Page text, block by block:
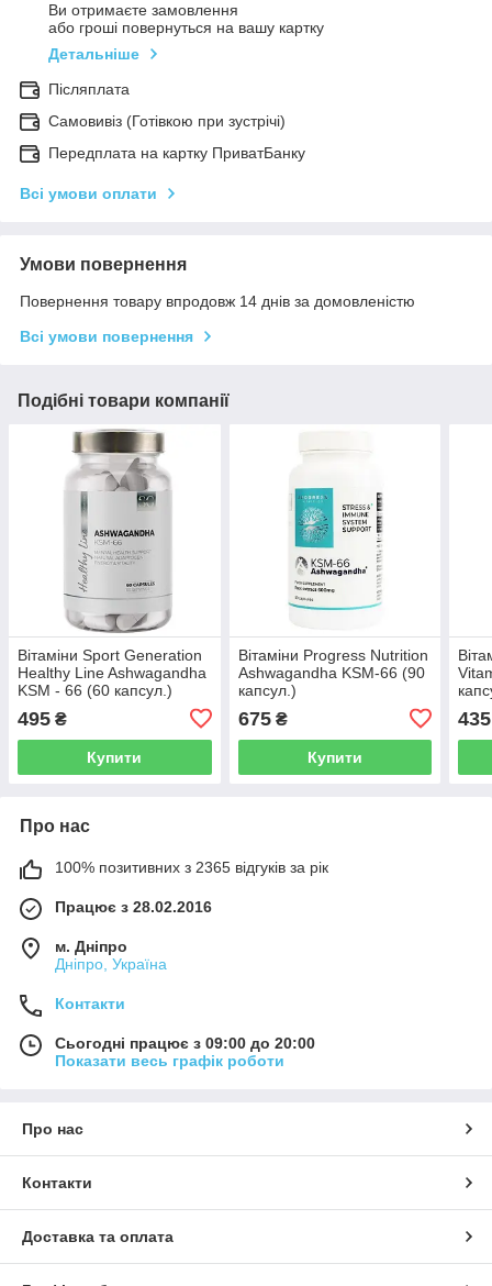
Ви отримаєте замовлення
або гроші повернуться на вашу картку
Детальніше
Післяплата
Самовивіз (Готівкою при зустрічі)
Передплата на картку ПриватБанку
Всі умови оплати
Умови повернення
Повернення товару впродовж 14 днів за домовленістю
Всі умови повернення
Подібні товари компанії
Вітаміни Sport Generation
Healthy Line Ashwagandha
KSM - 66 (60 капсул.)
495 ₴
Купити
Вітаміни Progress Nutrition
Ashwagandha KSM-66 (90
капсул.)
675₴
Купити
435
Про нас
100% позитивних з 2365 відгуків за рік
Працює з 28.02.2016
м. Дніпро
Дніпро, Україна
Контакти
Сьогодні працює з 09:00 до 20:00
Показати весь графік роботи
Про нас
Контакти
Доставка та оплата